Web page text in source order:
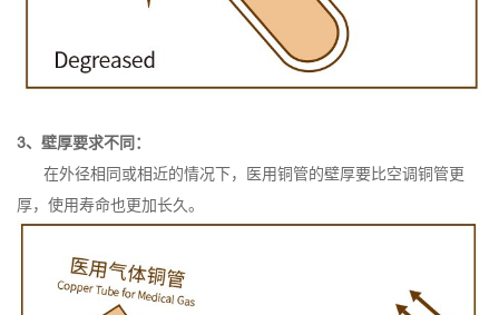
3、壁厚要求不同：
在外径相同或相近的情况下，医用铜管的壁厚要比空调铜管更
厚，使用寿命也更加长久。